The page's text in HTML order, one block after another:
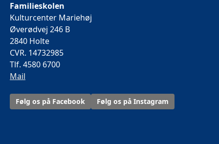
Familieskolen
Kulturcenter Mariehøj
Øverødvej 246 B
2840 Holte
CVR. 14732985
Tlf. 4580 6700
Mail
Følg os på Facebook Følg os på Instagram